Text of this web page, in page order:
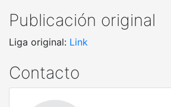
Publicación original
Liga original: Link
Contacto